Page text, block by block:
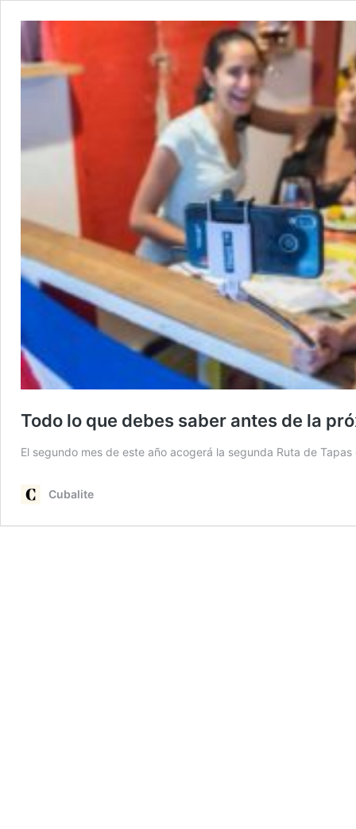
Todo lo que debes saber antes de la
El segundo mes de este año acogerá la segunda Ruta de
Cubalite